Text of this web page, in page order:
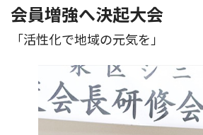
会員増強へ決起大会
「活性化で地域の元気を」